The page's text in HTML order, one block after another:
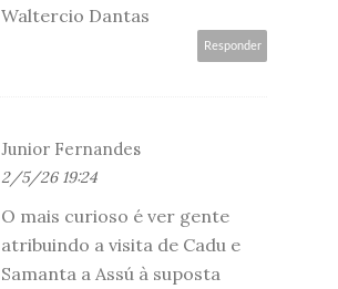
Waltercio Dantas
Responder
Junior Fernandes
2/5/26 19:24
O mais curioso é ver gente
atribuindo a visita de Cadu e
Samanta a Assú à suposta